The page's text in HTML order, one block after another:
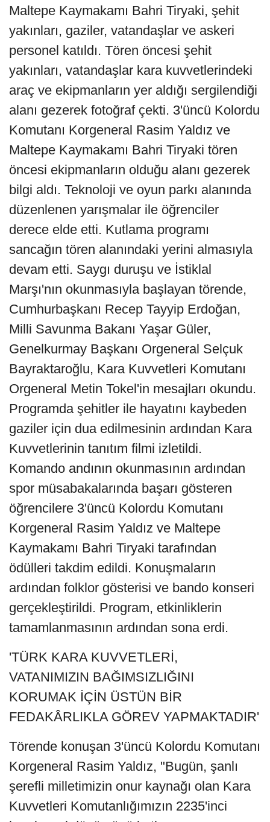
Maltepe Kaymakamı Bahri Tiryaki, şehit
yakınları, gaziler, vatandaşlar ve askeri
personel katıldı. Tören öncesi şehit
yakınları, vatandaşlar kara kuvvetlerindeki
araç ve ekipmanların yer aldığı sergilendiği
alanı gezerek fotoğraf çekti. 3'üncü Kolordu
Komutanı Korgeneral Rasim Yaldız ve
Maltepe Kaymakamı Bahri Tiryaki tören
öncesi ekipmanların olduğu alanı gezerek
bilgi aldı. Teknoloji ve oyun parkı alanında
düzenlenen yarışmalar ile öğrenciler
derece elde etti. Kutlama programı
sancağın tören alanındaki yerini almasıyla
devam etti. Saygı duruşu ve İstiklal
Marşı'nın okunmasıyla başlayan törende,
Cumhurbaşkanı Recep Tayyip Erdoğan,
Milli Savunma Bakanı Yaşar Güler,
Genelkurmay Başkanı Orgeneral Selçuk
Bayraktaroğlu, Kara Kuvvetleri Komutanı
Orgeneral Metin Tokel'in mesajları okundu.
Programda şehitler ile hayatını kaybeden
gaziler için dua edilmesinin ardından Kara
Kuvvetlerinin tanıtım filmi izletildi.
Komando andının okunmasının ardından
spor müsabakalarında başarı gösteren
öğrencilere 3'üncü Kolordu Komutanı
Korgeneral Rasim Yaldız ve Maltepe
Kaymakamı Bahri Tiryaki tarafından
ödülleri takdim edildi. Konuşmaların
ardından folklor gösterisi ve bando konseri
gerçekleştirildi. Program, etkinliklerin
tamamlanmasının ardından sona erdi.
'TÜRK KARA KUVVETLERİ,
VATANIMIZIN BAĞIMSIZLIĞINI
KORUMAK İÇİN ÜSTÜN BİR
FEDAKÂRLIKLA GÖREV YAPMAKTADIR'
Törende konuşan 3'üncü Kolordu Komutanı
Korgeneral Rasim Yaldız, "Bugün, şanlı
şerefli milletimizin onur kaynağı olan Kara
Kuvvetleri Komutanlığımızın 2235'inci